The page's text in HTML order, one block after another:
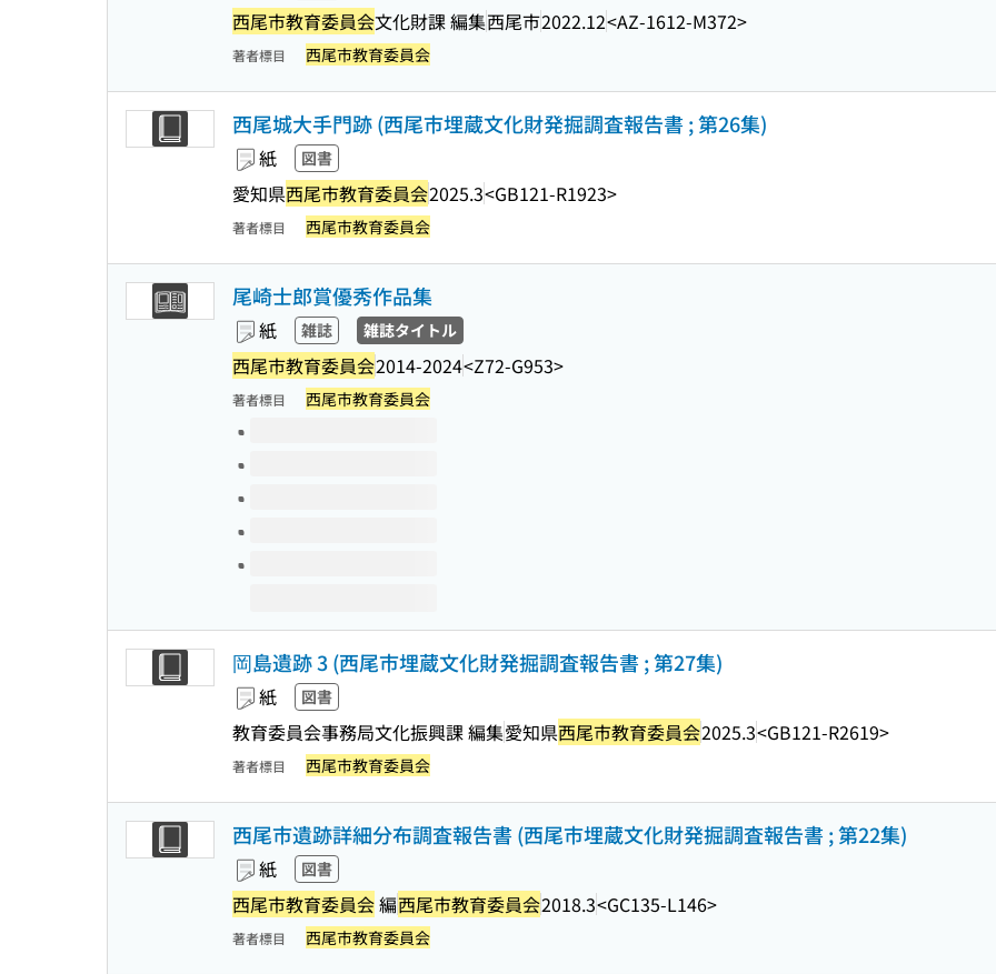
西尾市教育委員会文化財課 編集西尾市2022.12<AZ-1612-M372>
著者標目 西尾市教育委員会
西尾城大手門跡 (西尾市埋蔵文化財発掘調査報告書 ; 第26集)
紙 図書
愛知県西尾市教育委員会2025.3<GB121-R1923>
著者標目 西尾市教育委員会
尾崎士郎賞優秀作品集
紙 雑誌 雑誌タイトル
西尾市教育委員会2014-2024<Z72-G953>
著者標目 西尾市教育委員会
このタイトルの巻号
岡島遺跡 3 (西尾市埋蔵文化財発掘調査報告書 ; 第27集)
紙 図書
教育委員会事務局文化振興課 編集愛知県西尾市教育委員会2025.3<GB121-R2619>
著者標目 西尾市教育委員会
西尾市遺跡詳細分布調査報告書 (西尾市埋蔵文化財発掘調査報告書 ; 第22集)
紙 図書
西尾市教育委員会編西尾市教育委員会2018.3<GC135-L146>
著者標目 西尾市教育委員会